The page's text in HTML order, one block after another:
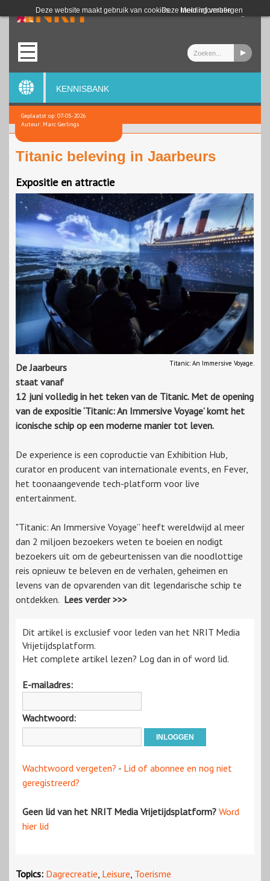
Deze website maakt gebruik van cookies. Meer informatie
Deze melding verbergen
Login
KENNISBANK
Geplaatst op: 07-05-2026
Auteur: Marc Gerlings
Titanic beleving in Jaarbeurs
Expositie en attractie
Titanic: An Immersive Voyage.
De Jaarbeurs
staat vanaf
12 juni volledig in het teken van de Titanic. Met de opening
van de expositie ‘Titanic: An Immersive Voyage’ komt het
iconische schip op een moderne manier tot leven.
De experience is een coproductie van Exhibition Hub,
curator en producent van internationale events, en Fever,
het toonaangevende tech-platform voor live
entertainment.
"Titanic: An Immersive Voyage” heeft wereldwijd al meer
dan 2 miljoen bezoekers weten te boeien en nodigt
bezoekers uit om de gebeurtenissen van die noodlottige
reis opnieuw te beleven en de verhalen, geheimen en
levens van de opvarenden van dit legendarische schip te
ontdekken. Lees verder >>>
Dit artikel is exclusief voor leden van het NRIT Media
Vrijetijdsplatform.
Het complete artikel lezen? Log dan in of word lid.
E-mailadres:
Wachtwoord:
Wachtwoord vergeten? - Lid of abonnee en nog niet
geregistreerd?
Geen lid van het NRIT Media Vrijetijdsplatform? Word
hier lid
Topics: Dagrecreatie, Leisure, Toerisme